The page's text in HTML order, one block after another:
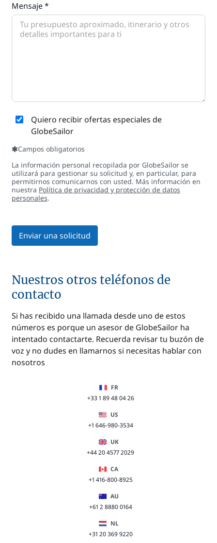
Mensaje *
Quiero recibir ofertas especiales de
GlobeSailor
Campos obligatorios
La información personal recopilada por GlobeSailor se
utilizará para gestionar su solicitud y, en particular, para
permitirnos comunicarnos con usted. Más información en
nuestra Política de privacidad y protección de datos
personales.
Enviar una solicitud
Nuestros otros teléfonos de
contacto
Si has recibido una llamada desde uno de estos
números es porque un asesor de GlobeSailor ha
intentado contactarte. Recuerda revisar tu buzón de
voz y no dudes en llamarnos si necesitas hablar con
nosotros
FR
+33 1 89 48 04 26
US
+1 646-980-3534
UK
+44 20 4577 2029
CA
+1 416-800-8925
AU
+61 2 8880 0164
NL
+31 20 369 9220